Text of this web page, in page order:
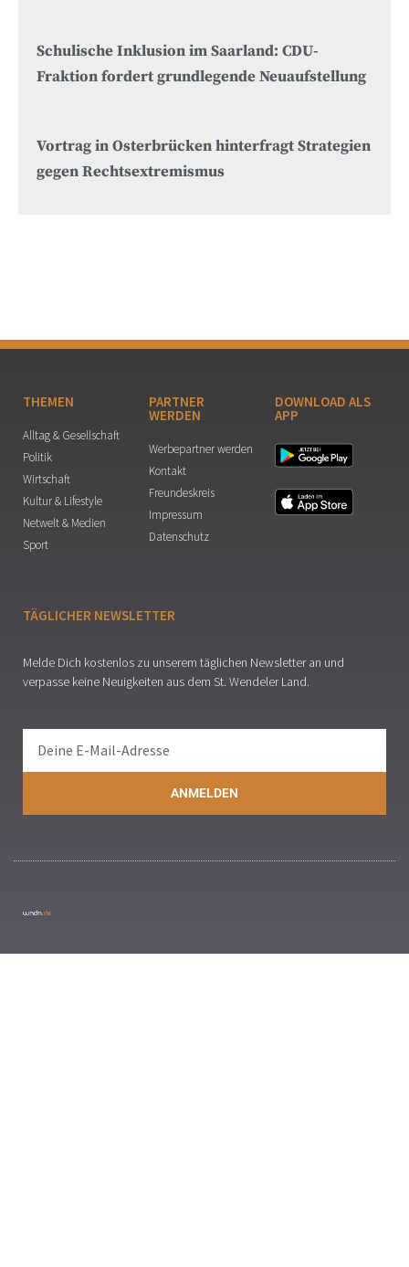
Schulische Inklusion im Saarland: CDU-
Fraktion fordert grundlegende Neuaufstellung
Vortrag in Osterbrücken hinterfragt Strategien
gegen Rechtsextremismus
THEMEN
Alltag & Gesellschaft
Politik
Wirtschaft
Kultur & Lifestyle
Netwelt & Medien
Sport
PARTNER
WERDEN
Werbepartner werden
Kontakt
Freundeskreis
Impressum
Datenschutz
DOWNLOAD ALS
APP
TÄGLICHER NEWSLETTER
Melde Dich kostenlos zu unserem täglichen Newsletter an und
verpasse keine Neuigkeiten aus dem St. Wendeler Land.
ANMELDEN